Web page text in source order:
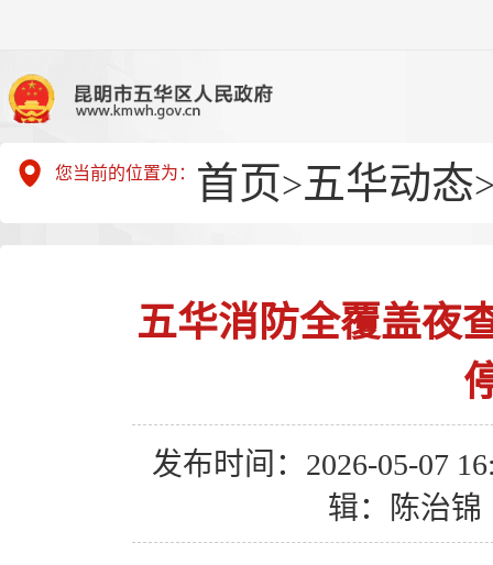
您当前的位置为： 首页>五华动态
五华消防全覆盖夜
发布时间：2026-05-07
辑：陈治锦